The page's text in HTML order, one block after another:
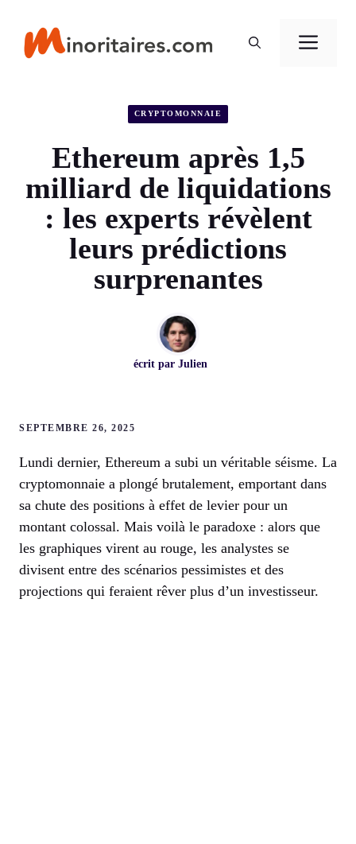
contenu
CRYPTOMONNAIE
Ethereum après 1,5
milliard de liquidations
: les experts révèlent
leurs prédictions
surprenantes
écrit par Julien
SEPTEMBRE 26, 2025
Lundi dernier, Ethereum a subi un véritable séisme. La
cryptomonnaie a plongé brutalement, emportant dans
sa chute des positions à effet de levier pour un
montant colossal. Mais voilà le paradoxe : alors que
les graphiques virent au rouge, les analystes se
divisent entre des scénarios pessimistes et des
projections qui feraient rêver plus d’un investisseur.